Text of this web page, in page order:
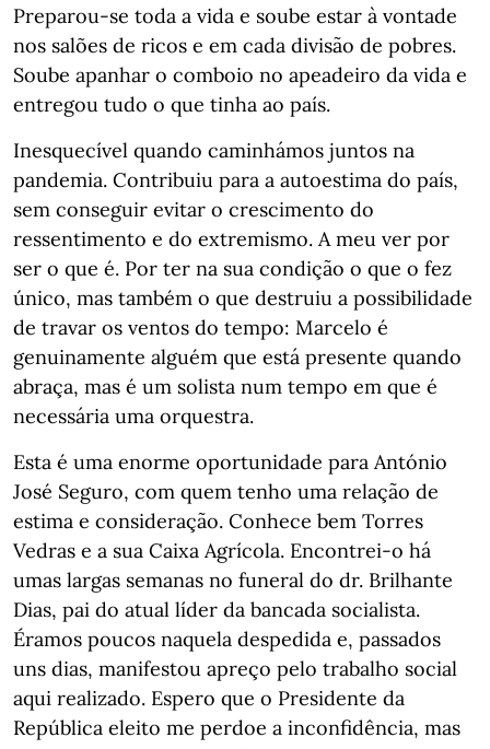
Preparou-se toda a vida e soube estar à vontade
nos salões de ricos e em cada divisão de pobres.
Soube apanhar o comboio no apeadeiro da vida e
entregou tudo o que tinha ao país.
Inesquecível quando caminhámos juntos na
pandemia. Contribuiu para a autoestima do país,
sem conseguir evitar o crescimento do
ressentimento e do extremismo. A meu ver por
ser o que é. Por ter na sua condição o que o fez
único, mas também o que destruiu a possibilidade
de travar os ventos do tempo: Marcelo é
genuinamente alguém que está presente quando
abraça, mas é um solista num tempo em que é
necessária uma orquestra.
Esta é uma enorme oportunidade para António
José Seguro, com quem tenho uma relação de
estima e consideração. Conhece bem Torres
Vedras e a sua Caixa Agrícola. Encontrei-o há
umas largas semanas no funeral do dr. Brilhante
Dias, pai do atual líder da bancada socialista.
Éramos poucos naquela despedida e, passados
uns dias, manifestou apreço pelo trabalho social
aqui realizado. Espero que o Presidente da
República eleito me perdoe a inconfidência, mas